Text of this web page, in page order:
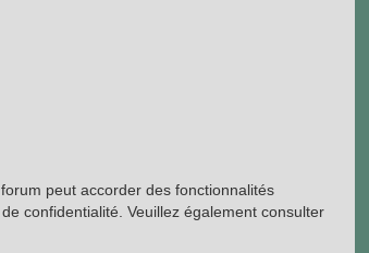
peut accorder des fonctionnalités
confidentialité. Veuillez également consulter